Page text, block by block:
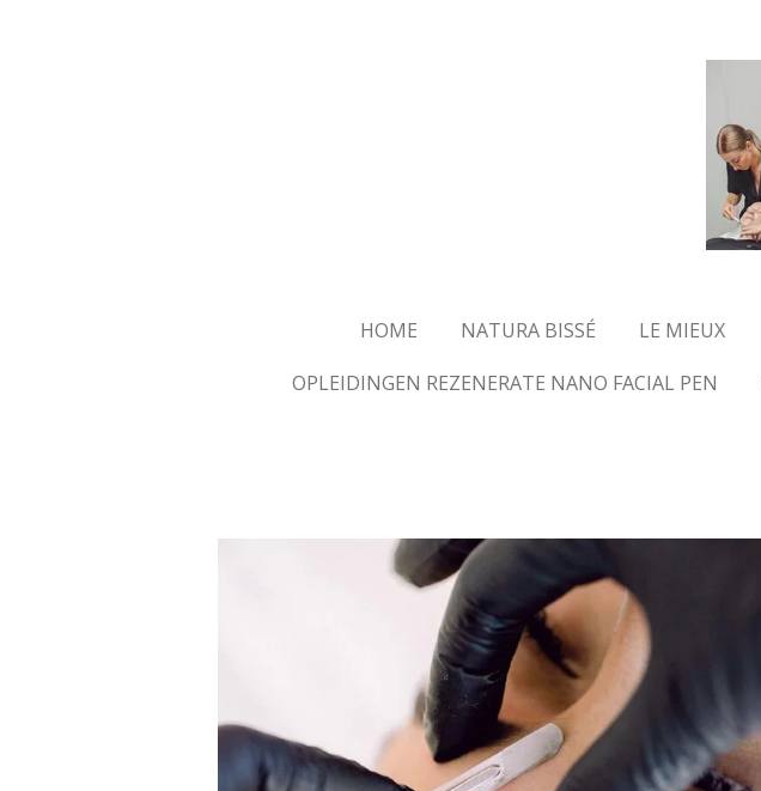
HOME NATURA BISSÉ LE MIEUX
OPLEIDINGEN REZENERATE NANO FACIAL PEN